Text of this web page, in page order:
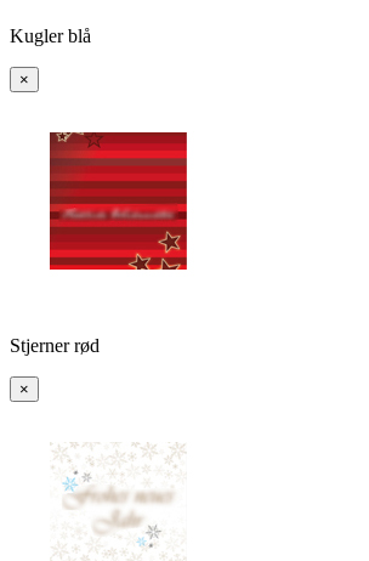
Kugler blå
×
Stjerner rød
×